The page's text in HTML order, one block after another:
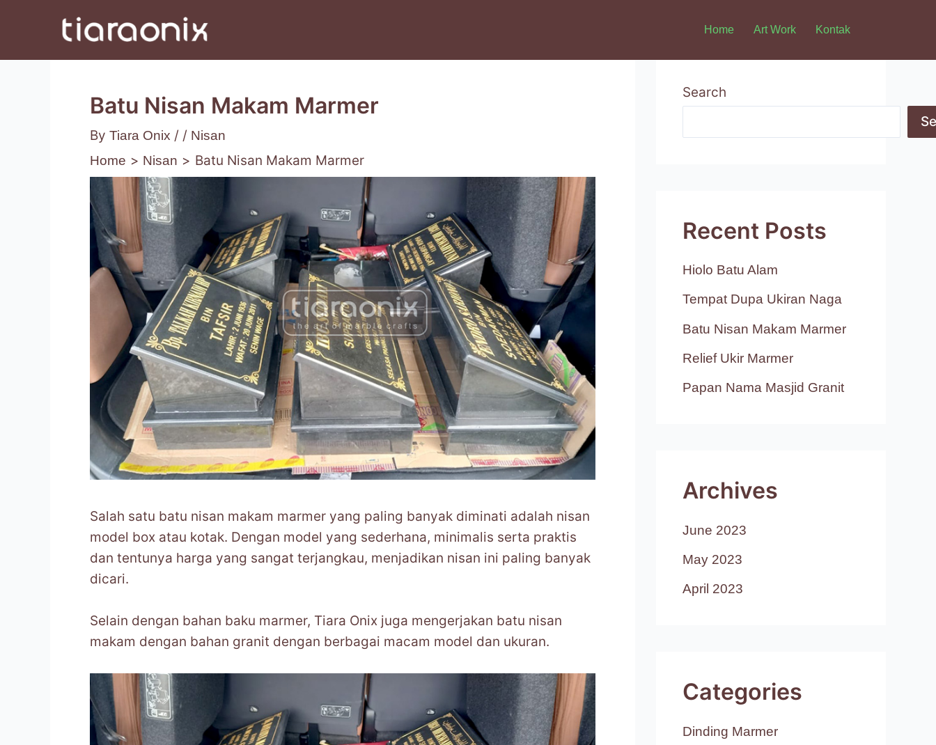
Home Art Work Kontak
Batu Nisan Makam Marmer
By Tiara Onix / / Nisan
Home
Nisan Batu Nisan Makam Marmer
Salah satu batu nisan makam marmer yang paling banyak diminati adalah nisan
model box atau kotak. Dengan model yang sederhana, minimalis serta praktis
dan tentunya harga yang sangat terjangkau, menjadikan nisan ini paling banyak
dicari.
Selain dengan bahan baku marmer, Tiara Onix juga mengerjakan batu nisan
makam dengan bahan granit dengan berbagai macam model dan ukuran.
Search
Recent Posts
Hiolo Batu Alam
Tempat Dupa Ukiran Naga
Batu Nisan Makam Marmer
Relief Ukir Marmer
Papan Nama Masjid Granit
Archives
June 2023
May 2023
April 2023
Categories
Dinding Marmer